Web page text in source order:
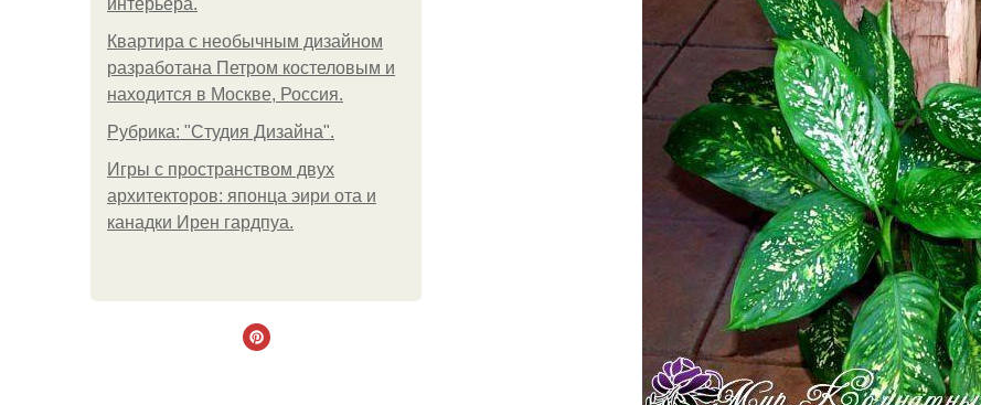
интерьера.
Квартира с необычным дизайном
разработана Петром костеловым и
находится в Москве, Россия.
Рубрика: "Студия Дизайна".
Игры с пространством двух
архитекторов: японца эири ота и
канадки Ирен гардпуа.